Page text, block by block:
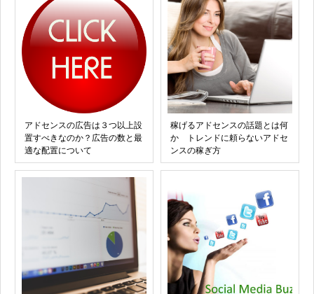
アドセンスの広告は３つ以上設
置すべきなのか？広告の数と最
適な配置について
稼げるアドセンスの話題とは何
か トレンドに頼らないアドセ
ンスの稼ぎ方